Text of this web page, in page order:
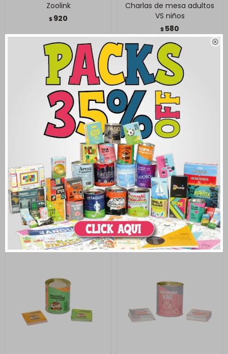

Zoolink
$920
Charlas de mesa adultos
VS niños
$580
Arma Castillo
$830
Fruti Flip
$ 720